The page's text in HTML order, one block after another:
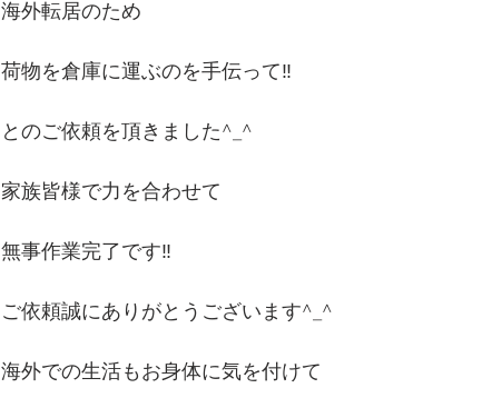
海外転居のため
荷物を倉庫に運ぶのを手伝って‼️
とのご依頼を頂きました^_^
家族皆様で力を合わせて
無事作業完了です‼️
ご依頼誠にありがとうございます^_^
海外での生活もお身体に気を付けて